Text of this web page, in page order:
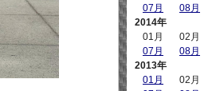
07月
08月
2014年
01月
02月
07月
08月
2013年
01月
02月